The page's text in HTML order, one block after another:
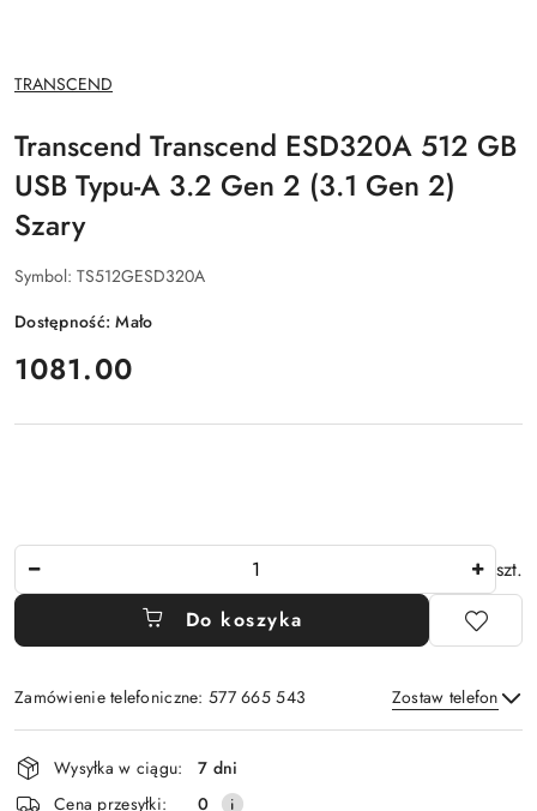
NAZWA
PRODUCENTA:
TRANSCEND
Transcend Transcend ESD320A 512 GB
USB Typu-A 3.2 Gen 2 (3.1 Gen 2)
Szary
Symbol: TS512GESD320A
Dostępność:Mało
cena:
1081.00
szt.
Do koszyka
Zamówienie telefoniczne: 577 665 543 Zostaw telefon
Wyślij
Dostępność
i
Wysyłka w ciągu:
7 dni
Cena przesyłki:
0